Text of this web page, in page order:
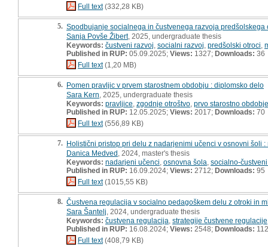
Full text(332,28 KB)
5. Spodbujanje socialnega in čustvenega razvoja
Sanja Povše Žibert, 2025, undergraduate thesis
Keywords: čustveni razvoj socialni razvoj predšolski otroci
Published in RUP: 05.09.2025; Views: 1327; Downloads: 36
Full text(1,20 MB)
6. Pomen pravljic v prvem starostnem obdobju : diplomsko delo
Sara Kern , 2025, undergraduate thesis
Keywords: pravljice zgodnje otroštvo prvo starostno obdobje
Published in RUP: 12.05.2025; Views: 2017; Downloads: 70
Full text(556,89 KB)
7. Holistični pristop pri delu z nadarjenimi učenci v osnovni šoli :
Danica Medved , 2024, master's thesis
Keywords: nadarjeni učenci osnovna šola socialno-
Published in RUP: 16.09.2024; Views: 2712; Downloads: 95
Full text(1015,55 KB)
8. Čustvena regulacija v socialno pedagoškem delu z otroki in
Sara Šantelj , 2024, undergraduate thesis
Keywords: čustvena regulacija strategije čustvene regulacije
Published in RUP: 16.08.2024; Views: 2548; Downloads: 112
Full text(408,79 KB)